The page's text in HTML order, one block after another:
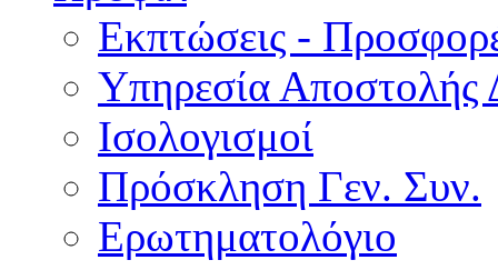
Εκπτώσεις -
Υπηρεσία Αποστολής
Ισολογισμοί
Πρόσκληση Γεν. Συν.
Ερωτηματολόγιο